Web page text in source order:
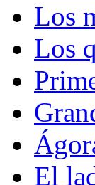
Los
Los
El